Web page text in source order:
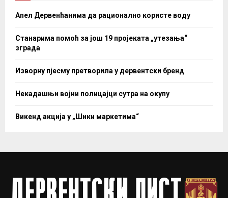
Апел Дервенћанима да рационално користе воду
Станарима помоћ за још 19 пројеката „утезања“
зграда
Изворну пјесму претворила у дервентски бренд
Некадашњи војни полицајци сутра на окупу
Викенд акција у „Шики маркетима“